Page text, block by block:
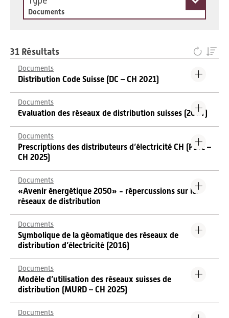
Documents
31 Résultats
Documents
Distribution Code Suisse (DC – CH 2021)
Documents
Evaluation des réseaux de distribution suisses (2007)
Documents
Prescriptions des distributeurs d’électricité CH (PDIE –
CH 2025)
Documents
«Avenir énergétique 2050» - répercussions sur les
réseaux de distribution
Documents
Symbolique de la géomatique des réseaux de
distribution d’électricité (2016)
Documents
Modèle d’utilisation des réseaux suisses de
distribution (MURD – CH 2025)
Documents